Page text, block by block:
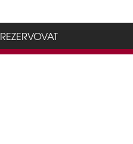
REZERVOVAT